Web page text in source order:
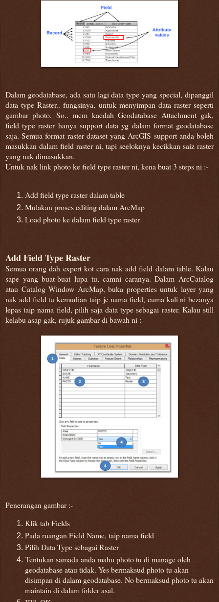
Dalam geodatabase, ada satu lagi data type yang special, dipanggil
data type Raster.. fungsinya, untuk menyimpan data raster seperti
gambar photo. So.. mcm kaedah Geodatabase Attachment gak,
field type raster hanya support data yg dalam format geodatabase
saja. Semua format raster dataset yang ArcGIS support anda boleh
masukkan dalam field raster ni, tapi seeloknya kecikkan saiz raster
yang nak dimasukkan.
Untuk nak link photo ke field type raster ni, kena buat 3 steps ni :-
Add field type raster dalam table
Mulakan proses editing dalam ArcMap
Load photo ke dalam field type raster
Add Field Type Raster
Semua orang dah expert kot cara nak add field dalam table. Kalau
sape yang buat-buat lupa tu, camni caranya. Dalam ArcCatalog
atau Catalog Window ArcMap, buka properties untuk layer yang
nak add field tu kemudian taip je nama field, cuma kali ni bezanya
lepas taip nama field, pilih saja data type sebagai raster. Kalau still
kelabu asap gak, rujuk gambar di bawah ni :-
Penerangan gambar :-
Klik tab Fields
Pada ruangan Field Name, taip nama field
Pilih Data Type sebagai Raster
Tentukan samada anda mahu photo tu di manage oleh
geodatabase atau tidak. Yes bermaksud photo tu akan
disimpan di dalam geodatabase. No bermaksud photo tu akan
maintain di dalam folder asal.